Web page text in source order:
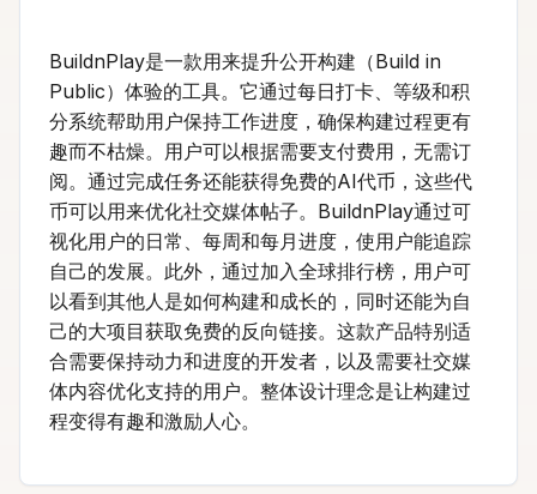
BuildnPlay是一款用来提升公开构建（Build in
Public）体验的工具。它通过每日打卡、等级和积
分系统帮助用户保持工作进度，确保构建过程更有
趣而不枯燥。用户可以根据需要支付费用，无需订
阅。通过完成任务还能获得免费的AI代币，这些代
币可以用来优化社交媒体帖子。BuildnPlay通过可
视化用户的日常、每周和每月进度，使用户能追踪
自己的发展。此外，通过加入全球排行榜，用户可
以看到其他人是如何构建和成长的，同时还能为自
己的大项目获取免费的反向链接。这款产品特别适
合需要保持动力和进度的开发者，以及需要社交媒
体内容优化支持的用户。整体设计理念是让构建过
程变得有趣和激励人心。